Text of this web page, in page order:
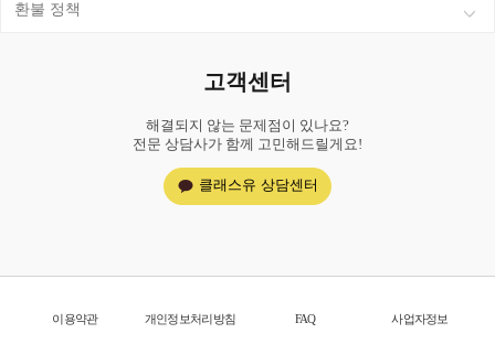
환불 정책
고객센터
해결되지 않는 문제점이 있나요?
전문 상담사가 함께 고민해드릴게요!
클래스유 상담센터
이용약관 개인정보처리방침 FAQ 사업자정보